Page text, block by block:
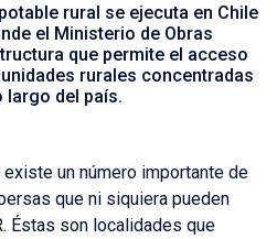
rural se ejecuta en Chile
el Ministerio de Obras
que permite el acceso
rurales concentradas
largo del país.
un número importante de
que ni siquiera pueden
Éstas son localidades que